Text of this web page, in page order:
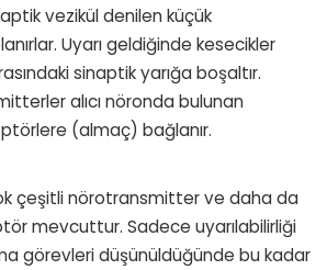
vezikül denilen küçük
Uyarı geldiğinde kesecikler
sinaptik yarığa boşaltır.
alıcı nöronda bulunan
(almaç) bağlanır.
çeşitli nörotransmitter ve daha da
mevcuttur. Sadece uyarılabilirliği
görevleri düşünüldüğünde bu kadar